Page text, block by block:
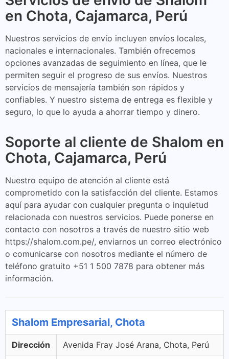
en Chota, Cajamarca, Perú
Nuestros servicios de envío incluyen envíos locales,
nacionales e internacionales. También ofrecemos
opciones avanzadas de seguimiento en línea, que le
permiten seguir el progreso de sus envíos. Nuestros
servicios de mensajería también son rápidos y
confiables. Y nuestro sistema de entrega es flexible y
seguro, lo que lo ayuda a ahorrar tiempo y dinero.
Soporte al cliente de Shalom en
Chota, Cajamarca, Perú
Nuestro equipo de atención al cliente está
comprometido con la satisfacción del cliente. Estamos
aquí para ayudar con cualquier pregunta o inquietud
relacionada con nuestros servicios. Puede ponerse en
contacto con nosotros a través de nuestro sitio web
https://shalom.com.pe/, enviarnos un correo electrónico
o comunicarse con nosotros mediante el número de
teléfono gratuito +51 1 500 7878 para obtener más
información.
Shalom Empresarial, Chota
Dirección Avenida Fray José Arana, Chota, Perú